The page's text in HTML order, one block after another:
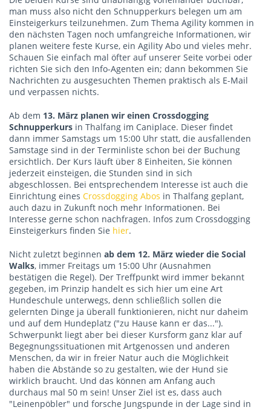
man muss also nicht den Schnupperkurs belegen um am
Einsteigerkurs teilzunehmen. Zum Thema Agility kommen in
den nächsten Tagen noch umfangreiche Informationen, wir
planen weitere feste Kurse, ein Agility Abo und vieles mehr.
Schauen Sie einfach mal öfter auf unserer Seite vorbei oder
richten Sie sich den Info-Agenten ein; dann bekommen Sie
Nachrichten zu ausgesuchten Themen praktisch als E-Mail
und verpassen nichts.
Ab dem 13. März planen wir einen Crossdogging
Schnupperkurs in Thalfang im Caniplace. Dieser findet
dann immer Samstags um 15:00 Uhr statt, die ausfallenden
Samstage sind in der Terminliste schon bei der Buchung
ersichtlich. Der Kurs läuft über 8 Einheiten, Sie können
jederzeit einsteigen, die Stunden sind in sich
abgeschlossen. Bei entsprechendem Interesse ist auch die
Einrichtung eines Crossdogging Abos in Thalfang geplant,
auch dazu in Zukunft noch mehr Informationen. Bei
Interesse gerne schon nachfragen. Infos zum Crossdogging
Einsteigerkurs finden Sie hier.
Nicht zuletzt beginnen ab dem 12. März wieder die Social
Walks, immer Freitags um 15:00 Uhr (Ausnahmen
bestätigen die Regel). Der Treffpunkt wird immer bekannt
gegeben, im Prinzip handelt es sich hier um eine Art
Hundeschule unterwegs, denn schließlich sollen die
gelernten Dinge ja überall funktionieren, nicht nur daheim
und auf dem Hundeplatz ("zu Hause kann er das...").
Schwerpunkt liegt aber bei dieser Kursform ganz klar auf
Begegnungssituationen mit Artgenossen und anderen
Menschen, da wir in freier Natur auch die Möglichkeit
haben die Abstände so zu gestalten, wie der Hund sie
wirklich braucht. Und das können am Anfang auch
durchaus mal 50 m sein! Unser Ziel ist es, dass auch
"Leinenpöbler" und forsche Jungspunde in der Lage sind in